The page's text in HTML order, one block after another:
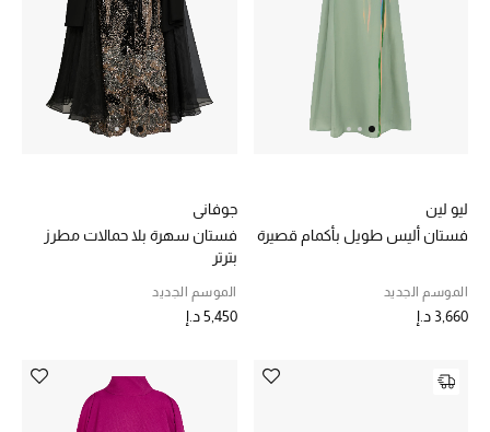
تسوقوا المجوهرات
الهدايا
بطاقة الهدايا الإلكترونية
هدايا حسب الفئة
ليو لين
فستان أليس طويل بأكمام قصيرة
الموسم الجديد
3,660 د.إ
جوفاني
فستان سهرة بلا حمالات مطرز
بترتر
الموسم الجديد
5,450 د.إ